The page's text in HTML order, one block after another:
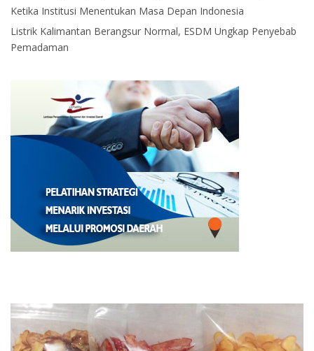
Ketika Institusi Menentukan Masa Depan Indonesia
Listrik Kalimantan Berangsur Normal, ESDM Ungkap Penyebab
Pemadaman